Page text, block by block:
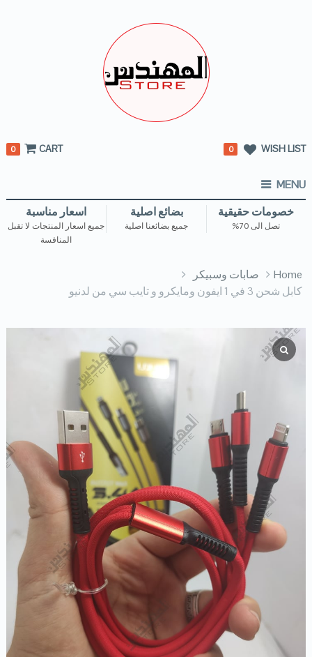
WISH LIST
0
CART
0
MENU
خصومات حقيقية
تصل الى 70%
بضائع اصلية
جميع بضائعنا اصلية
اسعار مناسبة
جميع اسعار المنتجات لا تقبل
المنافسة
Home
صابات وسبيكر
كابل شحن 3 في 1 ايفون ومايكرو و تايب سي من لدنيو